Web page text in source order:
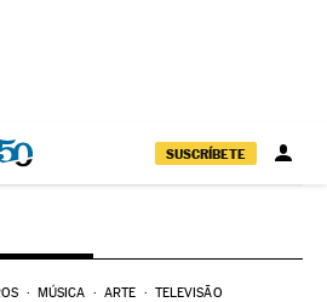
SUSCRÍBETE
MÚSICA ARTE TELEVISÃO